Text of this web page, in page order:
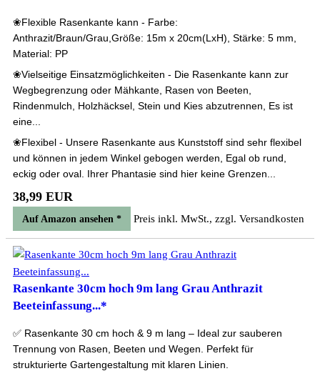
❀Flexible Rasenkante kann - Farbe:
Anthrazit/Braun/Grau,Größe: 15m x 20cm(LxH), Stärke: 5 mm,
Material: PP
❀Vielseitige Einsatzmöglichkeiten - Die Rasenkante kann zur
Wegbegrenzung oder Mähkante, Rasen von Beeten,
Rindenmulch, Holzhäcksel, Stein und Kies abzutrennen, Es ist
eine...
❀Flexibel - Unsere Rasenkante aus Kunststoff sind sehr flexibel
und können in jedem Winkel gebogen werden, Egal ob rund,
eckig oder oval. Ihrer Phantasie sind hier keine Grenzen...
38,99 EUR
Auf Amazon ansehen * Preis inkl. MwSt., zzgl. Versandkosten
Rasenkante 30cm hoch 9m lang Grau Anthrazit
Beeteinfassung...*
✅ Rasenkante 30 cm hoch & 9 m lang – Ideal zur sauberen
Trennung von Rasen, Beeten und Wegen. Perfekt für
strukturierte Gartengestaltung mit klaren Linien.